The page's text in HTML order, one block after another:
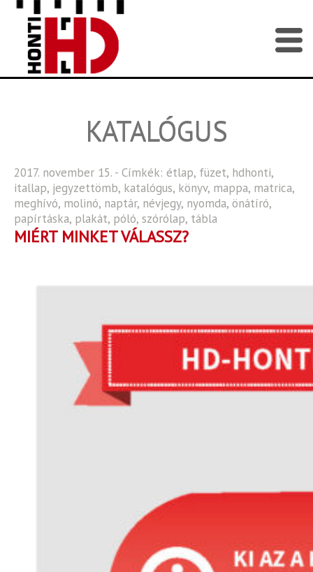
KATALÓGUS
2017. november 15. - Címkék: étlap, füzet, hdhonti,
itallap, jegyzettömb, katalógus, könyv, mappa, matrica,
meghívó, molinó, naptár, névjegy, nyomda, önátíró,
papírtáska, plakát, póló, szórólap, tábla
MIÉRT MINKET VÁLASSZ?